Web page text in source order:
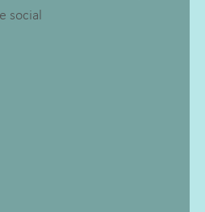
social